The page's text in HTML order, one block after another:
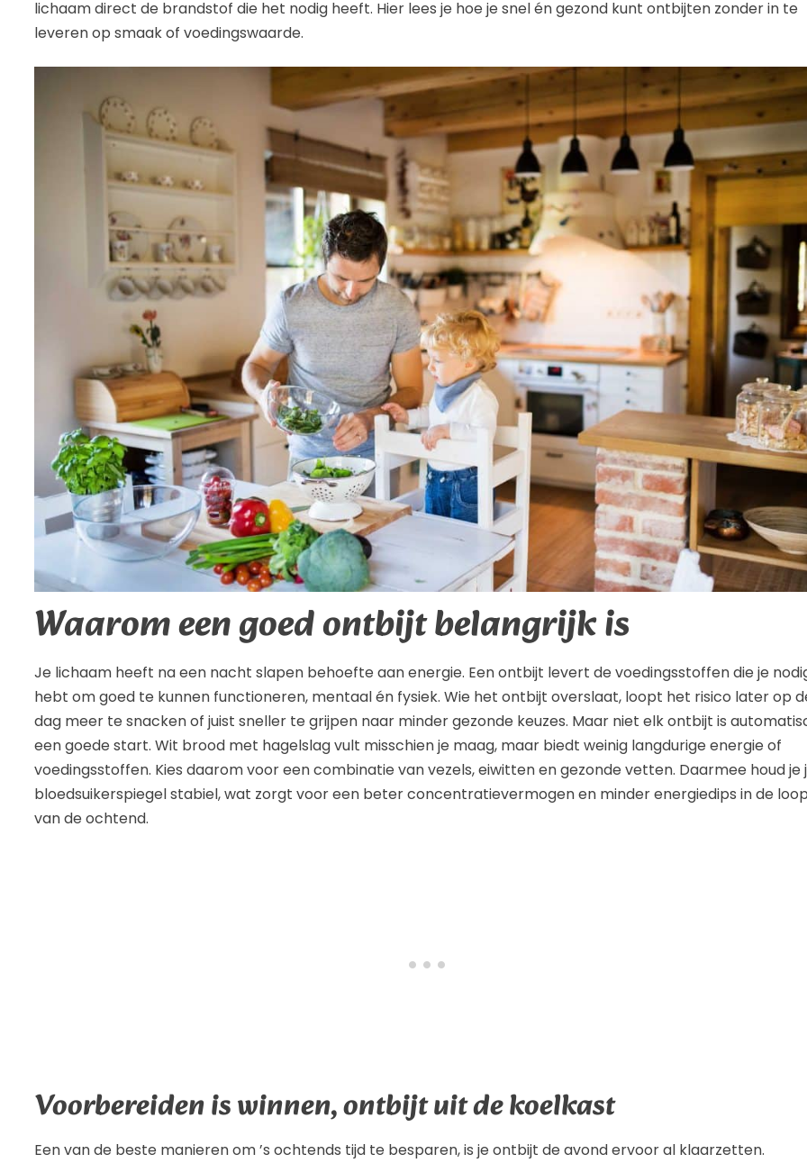
lichaam direct de brandstof die het nodig heeft. Hier lees je hoe je snel én gezond kunt ontbijten zonder in te
leveren op smaak of voedingswaarde.
Waarom een goed ontbijt belangrijk is
Je lichaam heeft na een nacht slapen behoefte aan energie. Een ontbijt levert de voedingsstoffen die je
hebt om goed te kunnen functioneren, mentaal én fysiek. Wie het ontbijt overslaat, loopt het risico later op
dag meer te snacken of juist sneller te grijpen naar minder gezonde keuzes. Maar niet elk ontbijt is
een goede start. Wit brood met hagelslag vult misschien je maag, maar biedt weinig langdurige energie of
voedingsstoffen. Kies daarom voor een combinatie van vezels, eiwitten en gezonde vetten. Daarmee houd je
bloedsuikerspiegel stabiel, wat zorgt voor een beter concentratievermogen en minder energiedips in de loop
van de ochtend.
Voorbereiden is winnen, ontbijt uit de koelkast
Een van de beste manieren om ’s ochtends tijd te besparen, is je ontbijt de avond ervoor al klaarzetten.